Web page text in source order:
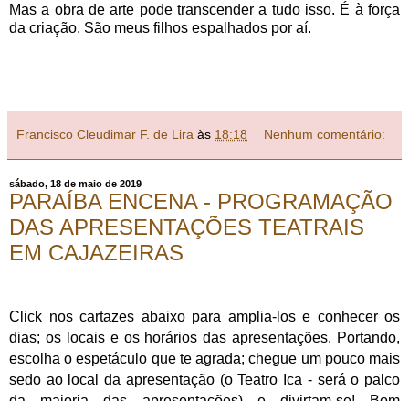
Mas a obra de arte pode transcender a tudo isso. É à força
da criação. São meus filhos espalhados por aí.
Francisco Cleudimar F. de Lira às 18:18 Nenhum comentário:
sábado, 18 de maio de 2019
PARAÍBA ENCENA - PROGRAMAÇÃO
DAS APRESENTAÇÕES TEATRAIS
EM CAJAZEIRAS
Click nos cartazes abaixo para amplia-los e conhecer os
dias; os locais e os horários das apresentações. Portando,
escolha o espetáculo que te agrada; chegue um pouco mais
sedo ao local da apresentação (o Teatro Ica - será o palco